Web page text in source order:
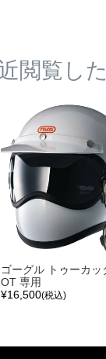
閲覧し
ゴーグル トゥーカッ
OT 専用
¥16,500(税込)